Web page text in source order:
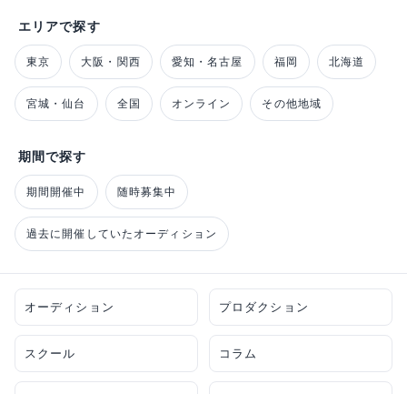
エリアで探す
東京 大阪・関西 愛知・名古屋 福岡 北海道
宮城・仙台 全国 オンライン その他地域
期間で探す
期間開催中 随時募集中
過去に開催していたオーディション
オーディション プロダクション
スクール コラム